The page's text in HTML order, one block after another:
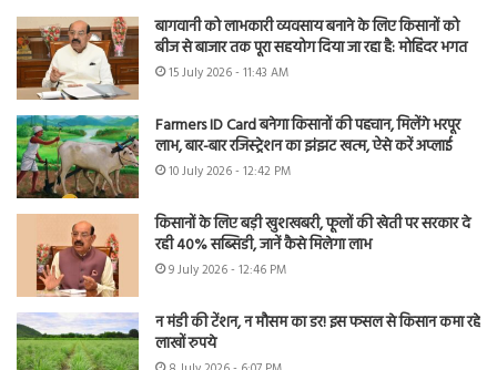
बागवानी को लाभकारी व्यवसाय बनाने के लिए किसानों को
बीज से बाजार तक पूरा सहयोग दिया जा रहा है: मोहिंदर भगत
15 July 2026 - 11:43 AM
Farmers ID Card बनेगा किसानों की पहचान, मिलेंगे भरपूर
लाभ, बार-बार रजिस्ट्रेशन का झंझट खत्म, ऐसे करें अप्लाई
10 July 2026 - 12:42 PM
किसानों के लिए बड़ी खुशखबरी, फूलों की खेती पर सरकार दे
रही 40% सब्सिडी, जानें कैसे मिलेगा लाभ
9 July 2026 - 12:46 PM
न मंडी की टेंशन, न मौसम का डर! इस फसल से किसान कमा रहे
लाखों रुपये